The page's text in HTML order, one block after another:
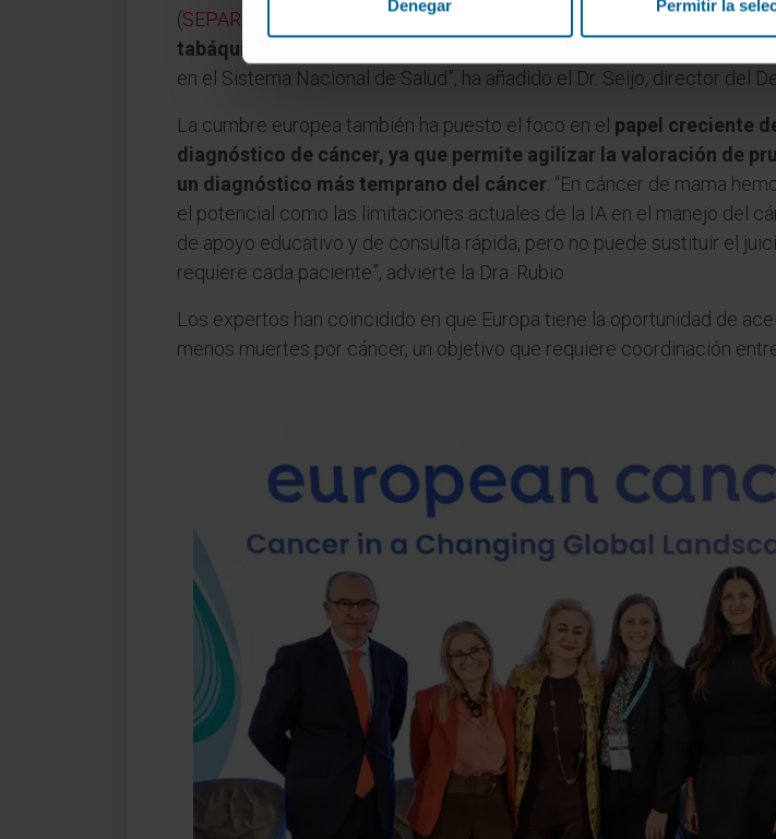
Denegar Permitir la
(SEPAR
ya ha reclutado casi 1.000 voluntarios y está
tabáquica como en la detección de nódulos pulmonares
. Esto
en el Sistema Nacional de Salud”, ha añadido el Dr. Seijo, director del
La cumbre europea también ha puesto el foco en el papel creciente
diagnóstico de cáncer, ya que permite agilizar la valoración de
un diagnóstico más temprano del cáncer. “En cáncer de mama
el potencial como las limitaciones actuales de la IA en el manejo del
de apoyo educativo y de consulta rápida, pero no puede sustituir el
requiere cada paciente”, advierte la Dra. Rubio
Los expertos han coincidido en que Europa tiene la oportunidad de
menos muertes por cáncer, un objetivo que requiere coordinación